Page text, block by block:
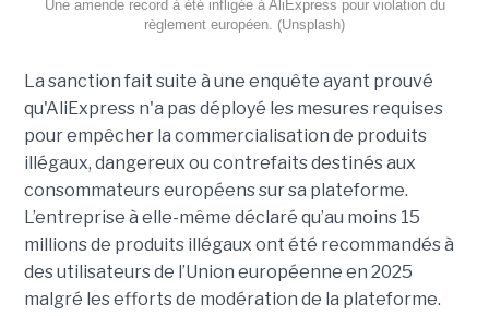
Une amende record à été infligée à AliExpress pour violation du
règlement européen. (Unsplash)
La sanction fait suite à une enquête ayant prouvé
qu'AliExpress n'a pas déployé les mesures requises
pour empêcher la commercialisation de produits
illégaux, dangereux ou contrefaits destinés aux
consommateurs européens sur sa plateforme.
L’entreprise à elle-même déclaré qu’au moins 15
millions de produits illégaux ont été recommandés à
des utilisateurs de l’Union européenne en 2025
malgré les efforts de modération de la plateforme.